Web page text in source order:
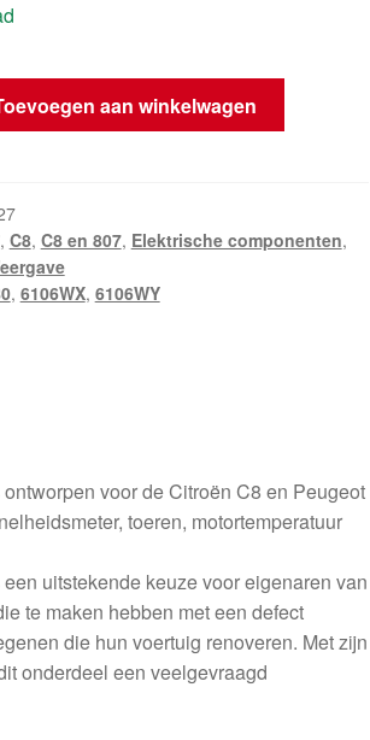
aan winkelwagen
, C8, C8 en 807, Elektrische componenten,
, 6106WX, 6106WY
voor de Citroën C8 en Peugeot
toeren, motortemperatuur
uitstekende keuze voor eigenaren van
te maken hebben met een defect
die hun voertuig renoveren. Met zijn
onderdeel een veelgevraagd